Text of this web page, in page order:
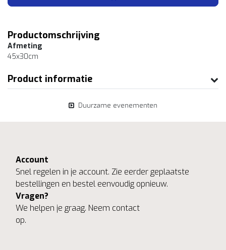
Productomschrijving
Afmeting
45x30cm
Product informatie
Duurzame evenementen
Account
Snel regelen in je account. Zie eerder geplaatste
bestellingen en bestel eenvoudig opnieuw.
Vragen?
We helpen je graag. Neem contact
op.